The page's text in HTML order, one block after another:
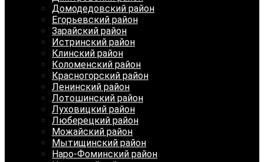
Домодедовский район
Егорьевский район
Зарайский район
Истринский район
Клинский район
Коломенский район
Красногорский район
Ленинский район
Лотошинский район
Луховицкий район
Люберецкий район
Можайский район
Мытищинский район
Наро-Фоминский район